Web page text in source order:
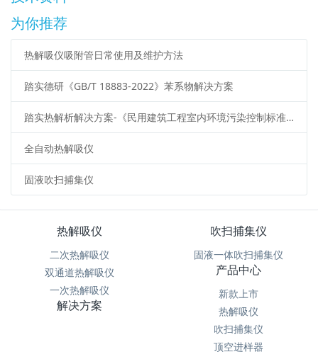
为你推荐
热解吸仪吸附管日常使用及维护方法
踏实德研《GB/T 18883-2022》苯系物解决方案
踏实热解析解决方案-《民用建筑工程室内环境污染控制标准》（GB50325-2020）
全自动热解吸仪
固液吹扫捕集仪
热解吸仪
二次热解吸仪
双通道热解吸仪
一次热解吸仪
吹扫捕集仪
固液一体吹扫捕集仪
产品中心
新款上市
热解吸仪
吹扫捕集仪
顶空进样器
解决方案